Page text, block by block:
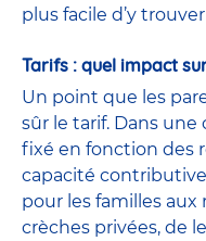
plus facile d’y
Tarifs : quel impact
Un point que les
sûr le tarif. Dans une
fixé en fonction des
capacité
pour les familles aux
crèches privées, de